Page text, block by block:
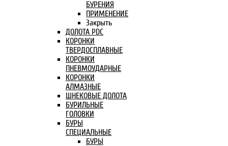
БУРЕНИЯ
ПРИМЕНЕНИЕ
Закрыть
ДОЛОТА PDC
КОРОНКИ
ТВЕРДОСПЛАВНЫЕ
КОРОНКИ
ПНЕВМОУДАРНЫЕ
КОРОНКИ
АЛМАЗНЫЕ
ШНЕКОВЫЕ ДОЛОТА
БУРИЛЬНЫЕ
ГОЛОВКИ
БУРЫ
СПЕЦИАЛЬНЫЕ
БУРЫ